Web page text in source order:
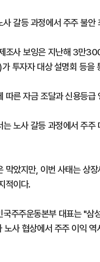
사 갈등 과정에서 주주 불
조사 보잉은 지난해 3만
투자자 대상 설명회 등을
따른 자금 조달과 신용등
는 노사 갈등 과정에서 주
막았지만, 이번 사태는 상
적이다.
국주주운동본부 대표는 "삼
노사 협상에서 주주 이익